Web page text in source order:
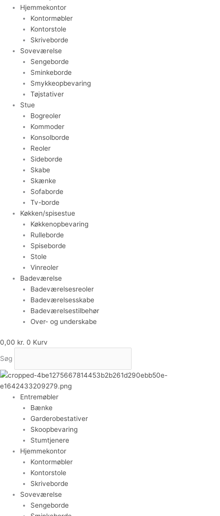
Hjemmekontor
Kontormøbler
Kontorstole
Skriveborde
Soveværelse
Sengeborde
Sminkeborde
Smykkeopbevaring
Tøjstativer
Stue
Bogreoler
Kommoder
Konsolborde
Reoler
Sideborde
Skabe
Skænke
Sofaborde
Tv-borde
Køkken/spisestue
Køkkenopbevaring
Rulleborde
Spiseborde
Stole
Vinreoler
Badeværelse
Badeværelsesreoler
Badeværelsesskabe
Badeværelsestilbehør
Over- og underskabe
0,00 kr. 0 Kurv
Søg
Entremøbler
Bænke
Garderobestativer
Skoopbevaring
Stumtjenere
Hjemmekontor
Kontormøbler
Kontorstole
Skriveborde
Soveværelse
Sengeborde